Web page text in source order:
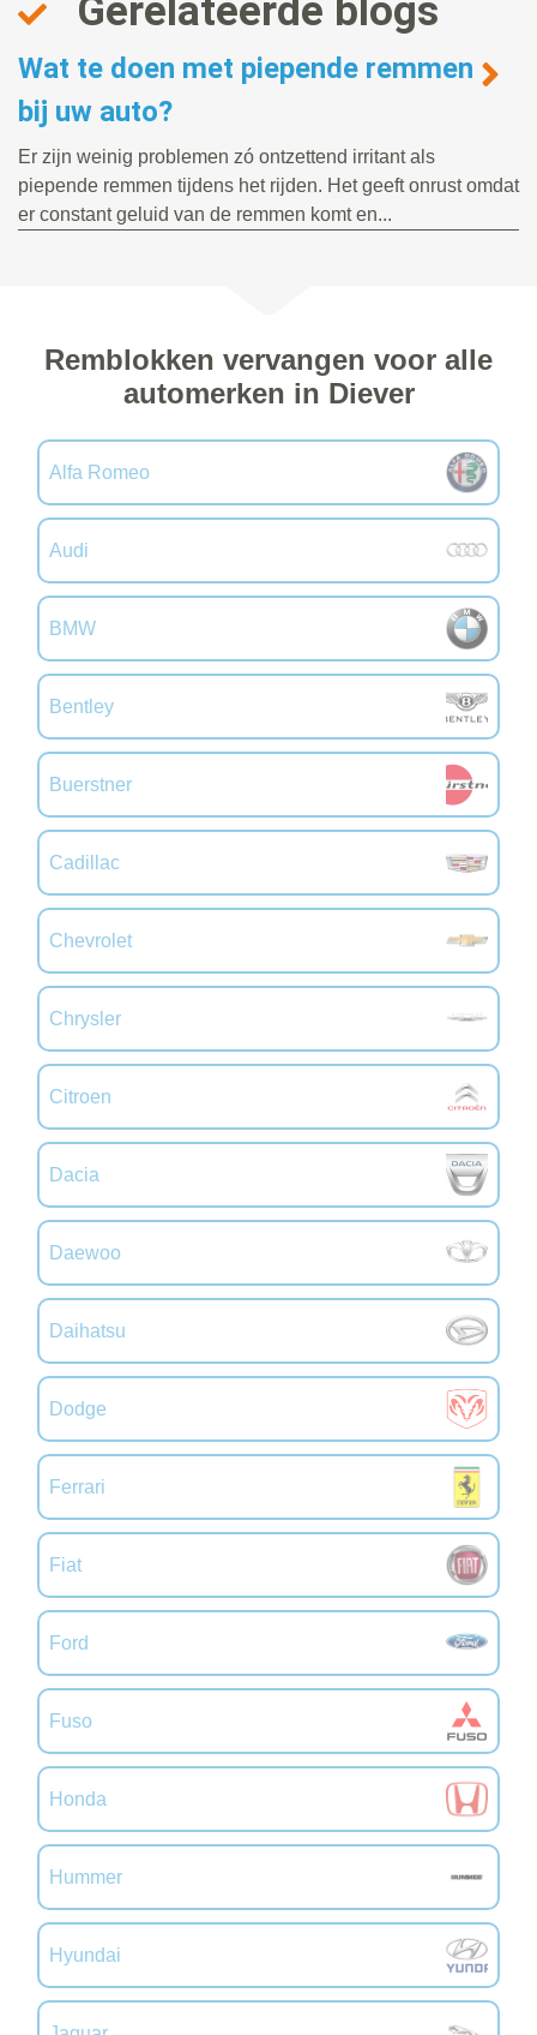
Gerelateerde blogs
Wat te doen met piepende remmen
bij uw auto?
Er zijn weinig problemen zó ontzettend irritant als
piepende remmen tijdens het rijden. Het geeft onrust omdat
er constant geluid van de remmen komt en...
Remblokken vervangen voor alle
automerken in Diever
Alfa Romeo
Audi
BMW
Bentley
Buerstner
Cadillac
Chevrolet
Chrysler
Citroen
Dacia
Daewoo
Daihatsu
Dodge
Ferrari
Fiat
Ford
Fuso
Honda
Hummer
Hyundai